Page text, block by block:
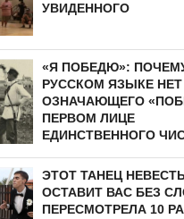
УВИДЕННОГО
«Я ПОБЕДЮ»:
РУССКОМ ЯЗЫКЕ
ОЗНАЧАЮЩЕГО
ПЕРВОМ ЛИЦЕ
ЕДИНСТВЕННОГО
ЭТОТ ТАНЕЦ
ОСТАВИТ ВАС БЕЗ
ПЕРЕСМОТРЕЛА 10